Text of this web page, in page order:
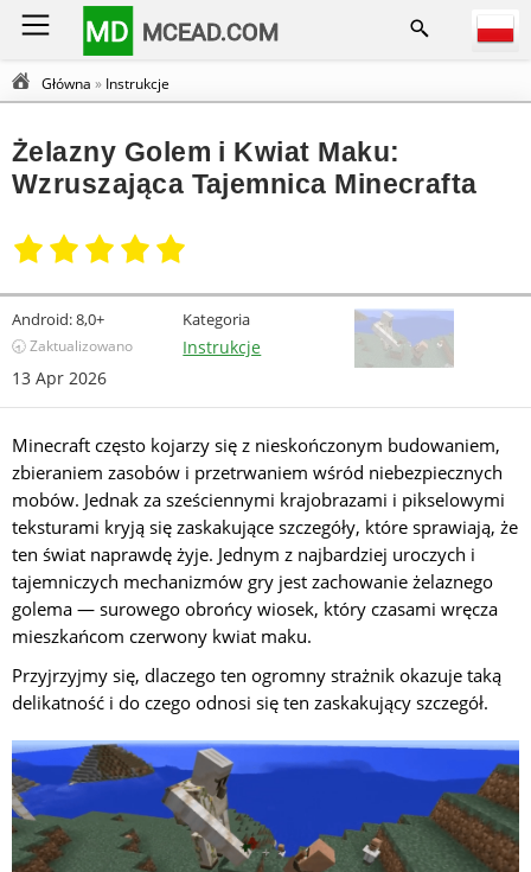
MD MCEAD.COM
Główna » Instrukcje
Żelazny Golem i Kwiat Maku:
Wzruszająca Tajemnica Minecrafta
Android:8,0+
🕣 Zaktualizowano
13 Apr 2026
Kategoria
Instrukcje
Minecraft często kojarzy się z nieskończonym budowaniem,
zbieraniem zasobów i przetrwaniem wśród niebezpiecznych
mobów. Jednak za sześciennymi krajobrazami i pikselowymi
teksturami kryją się zaskakujące szczegóły, które sprawiają, że
ten świat naprawdę żyje. Jednym z najbardziej uroczych i
tajemniczych mechanizmów gry jest zachowanie żelaznego
golema — surowego obrońcy wiosek, który czasami wręcza
mieszkańcom czerwony kwiat maku.
Przyjrzyjmy się, dlaczego ten ogromny strażnik okazuje taką
delikatność i do czego odnosi się ten zaskakujący szczegół.